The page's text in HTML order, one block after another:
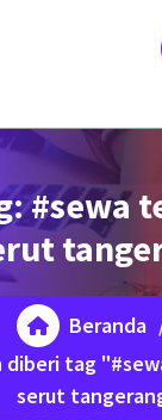
#sewa
Beranda
diberi tag
serut